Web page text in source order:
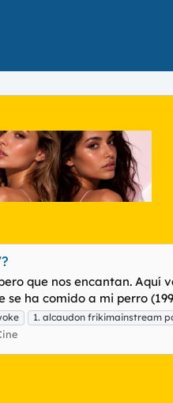
que nos encantan.
ha comido a mi perro
1. alcaudon frikimainstream